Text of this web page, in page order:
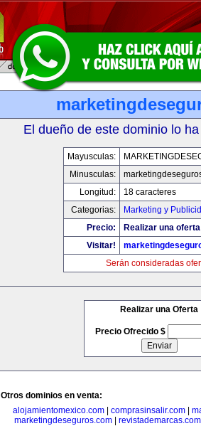
El dueño de este dominio lo
Mayusculas:
Minusculas:
Longitud:
18 caracteres
Categorias:
Marketing y
Precio:
Realizar una
Visitar!
Serán consideradas
Realizar una Oferta
Precio Ofrecido $
Otros dominios en venta:
alojamientomexico.com| comprasinsalir.com|
marketingdeseguros.com
revistademarcas.com